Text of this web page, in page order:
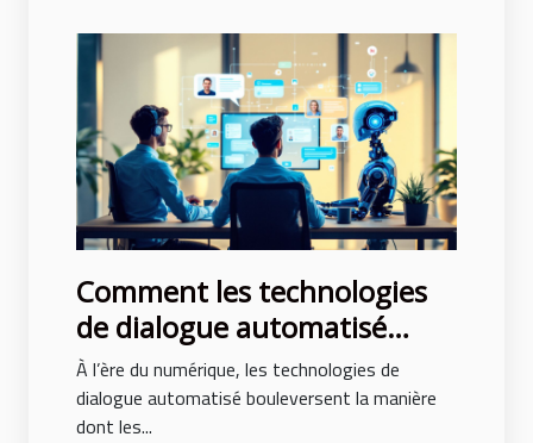
Comment les technologies
de dialogue automatisé
transforment-elles
l'interaction en ligne ?
À l’ère du numérique, les technologies de
dialogue automatisé bouleversent la manière
dont les...